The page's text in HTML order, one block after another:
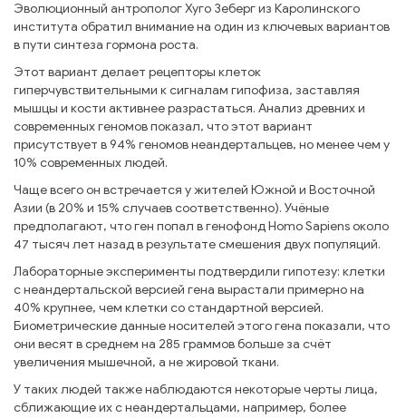
Эволюционный антрополог Хуго Зеберг из Каролинского
института обратил внимание на один из ключевых вариантов
в пути синтеза гормона роста.
Этот вариант делает рецепторы клеток
гиперчувствительными к сигналам гипофиза, заставляя
мышцы и кости активнее разрастаться. Анализ древних и
современных геномов показал, что этот вариант
присутствует в 94% геномов неандертальцев, но менее чем у
10% современных людей.
Чаще всего он встречается у жителей Южной и Восточной
Азии (в 20% и 15% случаев соответственно). Учёные
предполагают, что ген попал в генофонд Homo Sapiens около
47 тысяч лет назад в результате смешения двух популяций.
Лабораторные эксперименты подтвердили гипотезу: клетки
с неандертальской версией гена вырастали примерно на
40% крупнее, чем клетки со стандартной версией.
Биометрические данные носителей этого гена показали, что
они весят в среднем на 285 граммов больше за счёт
увеличения мышечной, а не жировой ткани.
У таких людей также наблюдаются некоторые черты лица,
сближающие их с неандертальцами, например, более